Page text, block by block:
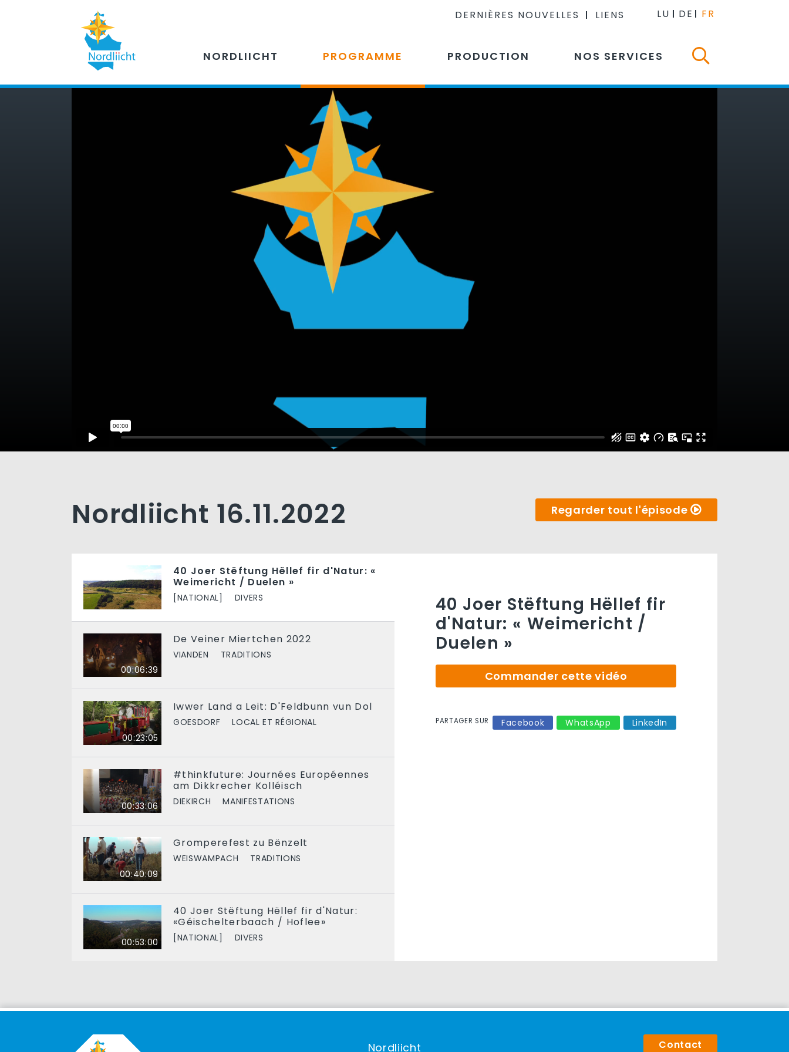
DERNIÈRES NOUVELLES LIENS LU DE FR
NORDLIICHT PROGRAMME PRODUCTION NOS SERVICES
Nordliicht 16.11.2022 Regarder tout l'épisode
40 Joer Stëftung Hëllef fir d'Natur: «
Weimericht / Duelen »
[NATIONAL] DIVERS
00:06:39
De Veiner Miertchen 2022
VIANDEN TRADITIONS
00:23:05
Iwwer Land a Leit: D'Feldbunn vun Dol
GOESDORF LOCAL ET RÉGIONAL
00:33:06
#thinkfuture: Journées Européennes
am Dikkrecher Kolléisch
DIEKIRCH MANIFESTATIONS
00:40:09
Gromperefest zu Bënzelt
WEISWAMPACH TRADITIONS
00:53:00
40 Joer Stëftung Hëllef fir d'Natur:
«Géischelterbaach / Hoflee»
[NATIONAL] DIVERS
40 Joer Stëftung Hëllef fir
d'Natur: « Weimericht /
Duelen »
Commander cette vidéo
PARTAGER SUR Facebook WhatsApp LinkedIn
Nordliicht Contact